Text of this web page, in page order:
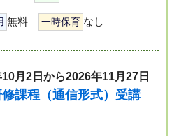
無料 一時保育 なし
月2日から2026年11月27日
課程（通信形式）受講